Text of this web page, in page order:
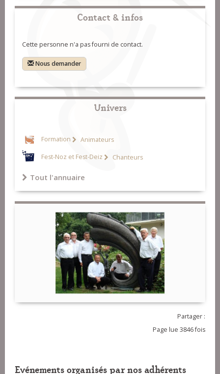
Contact & infos
Cette personne n'a pas fourni de contact.
Nous demander
Univers
Formation Animateurs
Fest-Noz et Fest-Deiz Chanteurs
Tout l'annuaire
Partager :
Page lue 3846 fois
Evénements organisés par nos adhérents